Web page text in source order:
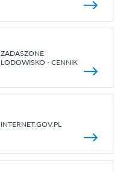
ZADASZONE
LODOWISKO - CENNIK
INTERNET.GOV.PL